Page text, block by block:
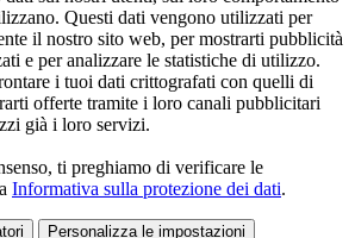
Questi dati vengono utilizzati per
il nostro sito web, per mostrarti pubblicità
e per analizzare le statistiche di utilizzo.
i tuoi dati crittografati con quelli di
offerte tramite i loro canali pubblicitari
già i loro servizi.
ti preghiamo di verificare le
Informativa sulla protezione dei dati.
Personalizza le impostazioni